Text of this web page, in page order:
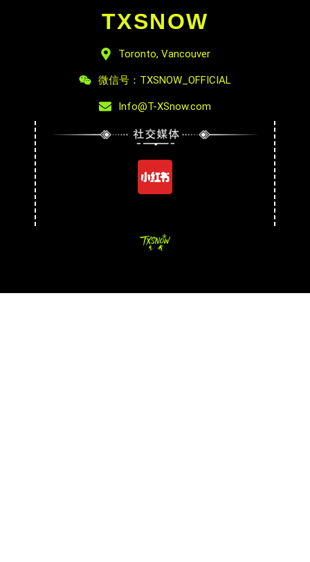
TXSNOW
Toronto, Vancouver
微信号：TXSNOW_OFFICIAL
Info@T-XSnow.com